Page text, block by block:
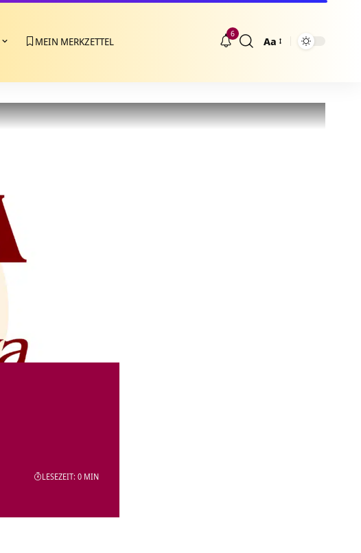
MEIN MERKZETTEL
6
Größenänderung
Aa
LESEZEIT: 0 MIN